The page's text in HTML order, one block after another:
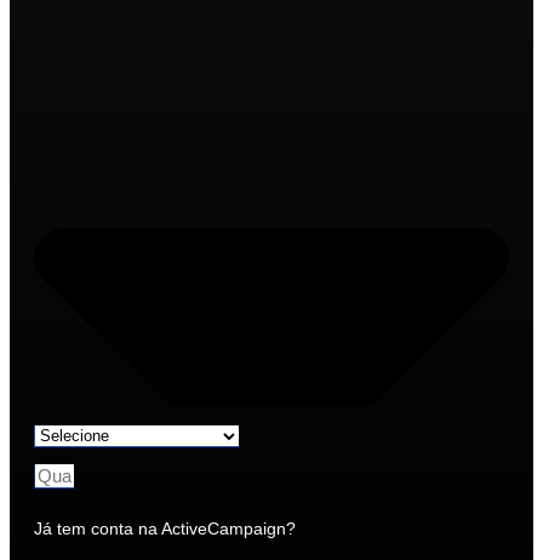
Já tem conta na ActiveCampaign?